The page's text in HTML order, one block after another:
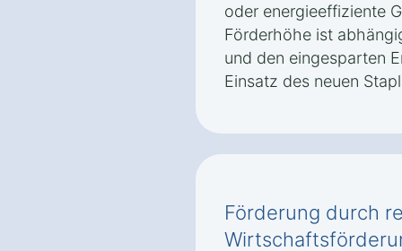
oder energieeffiziente
Förderhöhe ist
und den eingesparten
Einsatz des neuen
Förderung durch